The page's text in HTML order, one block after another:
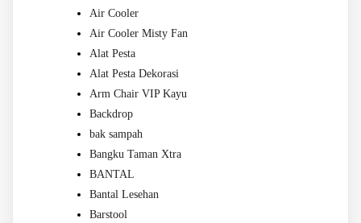
Air Cooler
Air Cooler Misty Fan
Alat Pesta
Alat Pesta Dekorasi
Arm Chair VIP Kayu
Backdrop
bak sampah
Bangku Taman Xtra
BANTAL
Bantal Lesehan
Barstool